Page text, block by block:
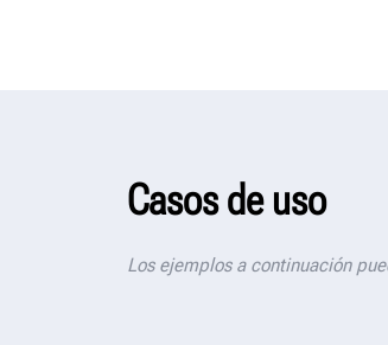
Casos de uso
Los ejemplos a continuación